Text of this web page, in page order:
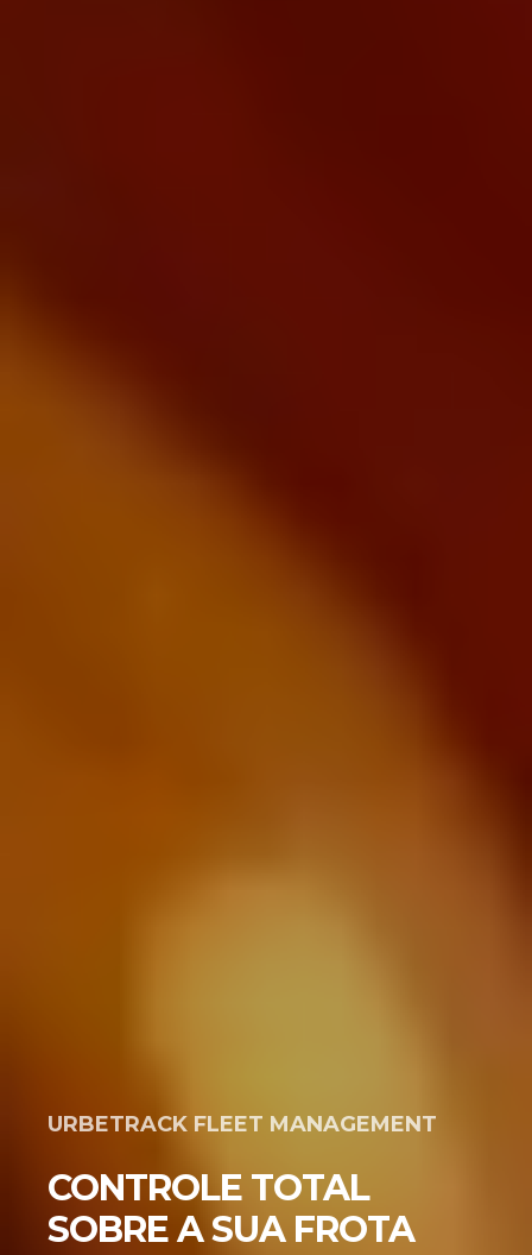
URBETRACK FLEET MANAGEMENT
CONTROLE TOTAL
SOBRE A SUA FROTA